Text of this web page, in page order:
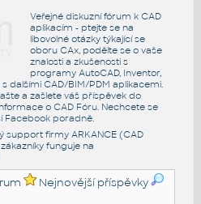
Veřejné diskuzní fórum k CAD
aplikacím - ptejte se na
libovolné otázky týkající se
oboru CAx, podělte se o vaše
znalosti a zkušenosti s
programy AutoCAD, Inventor,
s dalšími CAD/BIM/PDM aplikacemi.
a zašlete váš příspěvek do
o CAD Fóru. Nechcete se
Facebook poradně.
support firmy ARKANCE (CAD
funguje na
Nejnovější příspěvky